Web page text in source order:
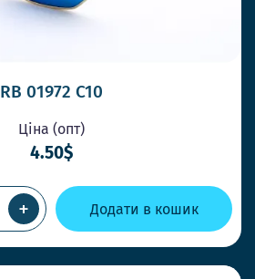
RB 01972 C10
Ціна (опт)
4.50$
+ Додати в кошик